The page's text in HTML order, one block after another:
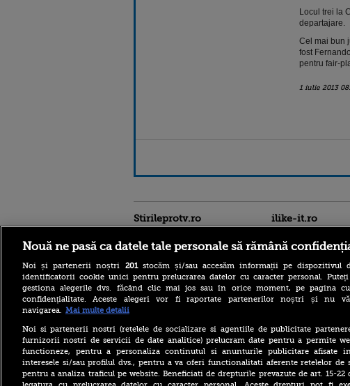
Locul trei la
departajare.
Cel mai bun
fost
pentru fair-
1 iulie 2013
Stirileprotv.ro
sistem hidraulic de 4.500
ani ar conține secretul
construirii piramidelor
Reacția Rusiei după ce o
dronă explozivă a paralizat
ilike-it.ro
Nouă ne pasă ca datele tale personale să rămână
Noi și partenerii noștri 201stocăm și/sau accesăm informații pe dispozitivul
identificatorii cookie unici pentru prelucrarea datelor cu caracter personal. Puteți
gestiona alegerile dvs. făcând clic mai jos sau în orice moment, pe pagina
confidențialitate. Aceste alegeri vor fi raportate partenerilor noștri și nu
navigarea. Mai multe detalii
Noi si partenerii nostri (retelele de socializare si agentiile de publicitate
furnizorii nostri de servicii de date analitice) prelucram date pentru a permite
functioneze, pentru a personaliza continutul si anunturile publicitare afisate
interesele si/sau profilul dvs., pentru a va oferi functionalitati aferente retelelor de
pentru a analiza traficul pe website. Beneficiati de drepturile prevazute de art. 15-22